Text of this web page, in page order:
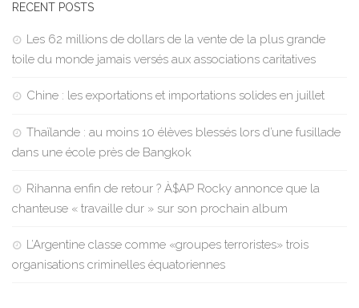
RECENT POSTS
Les 62 millions de dollars de la vente de la plus grande
toile du monde jamais versés aux associations caritatives
Chine : les exportations et importations solides en juillet
Thaïlande : au moins 10 élèves blessés lors d’une fusillade
dans une école près de Bangkok
Rihanna enfin de retour ? À$AP Rocky annonce que la
chanteuse « travaille dur » sur son prochain album
L’Argentine classe comme «groupes terroristes» trois
organisations criminelles équatoriennes